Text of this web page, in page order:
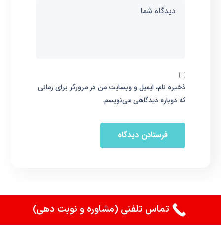
ذخیره نام، ایمیل و وبسایت من در مرورگر برای زمانی
که دوباره دیدگاهی می‌نویسم.
تماس تلفنی (مشاوره و نوبت دهی)